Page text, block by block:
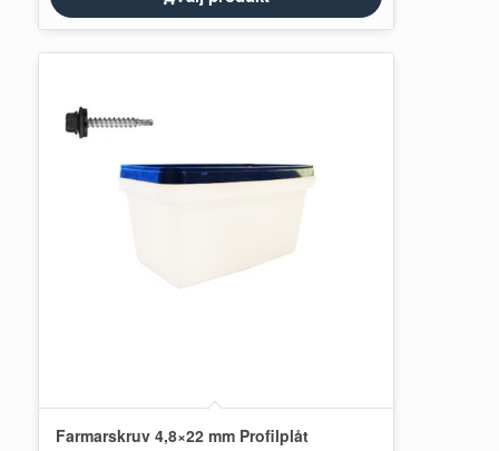
Farmarskruv 4,8×22 mm Profilplåt